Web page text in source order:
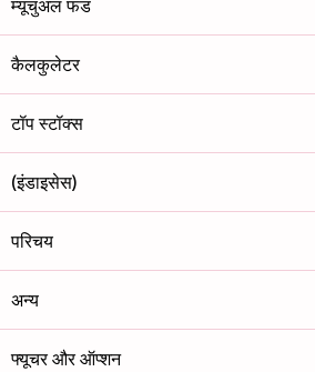
म्यूचुअल फंड
कैलकुलेटर
टॉप स्टॉक्स
(इंडाइसेस)
परिचय
अन्य
फ्यूचर और ऑप्शन